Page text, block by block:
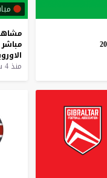
مباشر
منذ 4 سنوات